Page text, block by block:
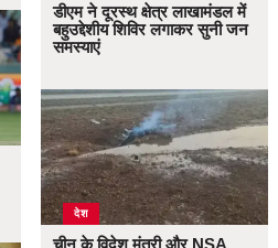
डीएम ने दूरस्थ क्षेत्र लाखामंडल में
बहुउद्देशीय शिविर लगाकर सुनी जन
समस्याएं
देश